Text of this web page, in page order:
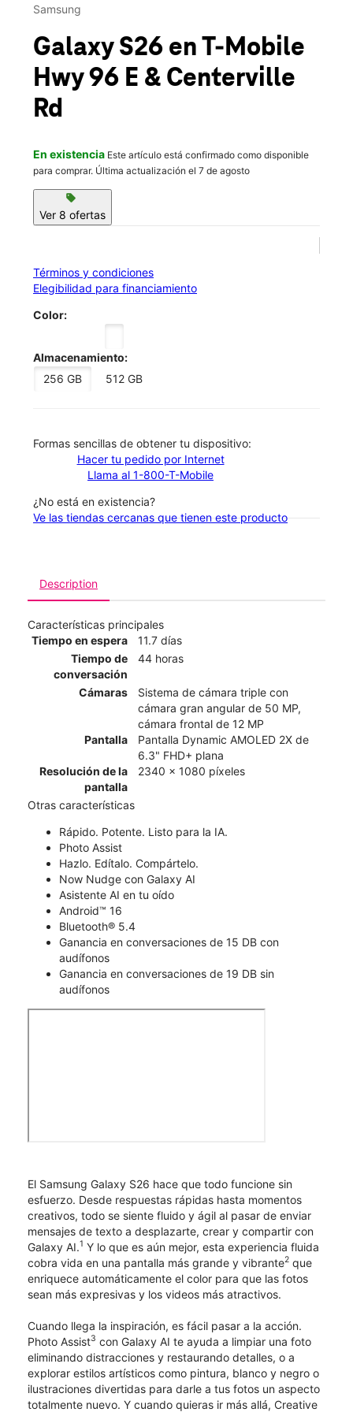
Vie.:10:00 a.m. a 8:00 p.m.
1022 Highway 96 E Vadnais Heights, MN 55127
Samsung
Galaxy S26 en T-Mobile
Hwy 96 E & Centerville
Rd
En existencia Este artículo está confirmado como disponible
para comprar. Última actualización el 7 de agosto
sell
Ver 8 ofertas
Términos y condiciones
Elegibilidad para financiamiento
Color:
Almacenamiento:
256 GB
512 GB
​​​​​​​Formas sencillas de obtener tu dispositivo:
Hacer tu pedido por Internet
Llama al 1-800-T-Mobile
¿No está en existencia?
Ve las tiendas cercanas que tienen este producto
Description
Características principales
Tiempo en espera
11.7 días
Tiempo de
conversación
44 horas
Cámaras
Sistema de cámara triple con
cámara gran angular de 50 MP,
cámara frontal de 12 MP
Pantalla
Pantalla Dynamic AMOLED 2X de
6.3" FHD+ plana
Resolución de la
pantalla
2340 x 1080 píxeles
Otras características
Rápido. Potente. Listo para la IA.
Photo Assist
Hazlo. Edítalo. Compártelo.
Now Nudge con Galaxy AI
Asistente AI en tu oído
Android™ 16
Bluetooth® 5.4
Ganancia en conversaciones de 15 DB con
audífonos
Ganancia en conversaciones de 19 DB sin
audífonos
El Samsung Galaxy S26 hace que todo funcione sin
esfuerzo. Desde respuestas rápidas hasta momentos
creativos, todo se siente fluido y ágil al pasar de enviar
mensajes de texto a desplazarte, crear y compartir con
Galaxy AI.1 Y lo que es aún mejor, esta experiencia fluida
cobra vida en una pantalla más grande y vibrante2 que
enriquece automáticamente el color para que las fotos
sean más expresivas y los videos más atractivos.
Cuando llega la inspiración, es fácil pasar a la acción.
Photo Assist3 con Galaxy AI te ayuda a limpiar una foto
eliminando distracciones y restaurando detalles, o a
explorar estilos artísticos como pintura, blanco y negro o
ilustraciones divertidas para darle a tus fotos un aspecto
totalmente nuevo. Y cuando quieras ir más allá, Creative